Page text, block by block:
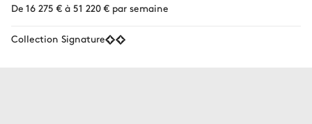
De 16 275 € à 51 220 € par semaine
Collection Signature